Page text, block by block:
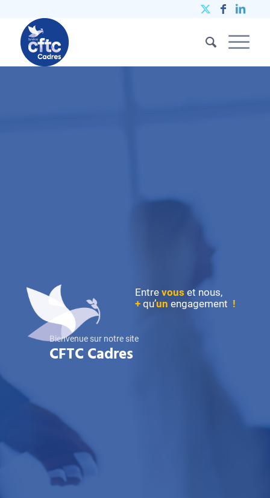
Bienvenue sur notre site
CFTC Cadres
Entre vous et nous,
+ qu’un engagement !